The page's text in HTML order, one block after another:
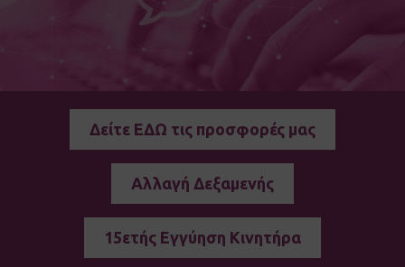
Δείτε ΕΔΩ τις προσφορές μας
Αλλαγή Δεξαμενής
15ετής Εγγύηση Κινητήρα